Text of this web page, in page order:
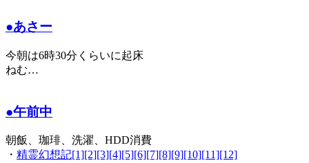
●あさー
今朝は6時30分くらいに起床
ねむ…
●午前中
朝飯、珈琲、洗濯、HDD消費
・ 精霊幻想記[1][2][3][4][5][6][7][8][9][10][11][12]